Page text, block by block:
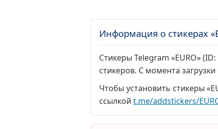
Информация о стикерах
Стикеры Telegram «EURO» (ID:
стикеров. С момента
Чтобы установить стикеры
ссылкой t.me/addstickers/